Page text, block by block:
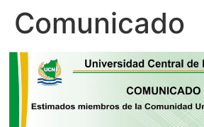
Comunicado